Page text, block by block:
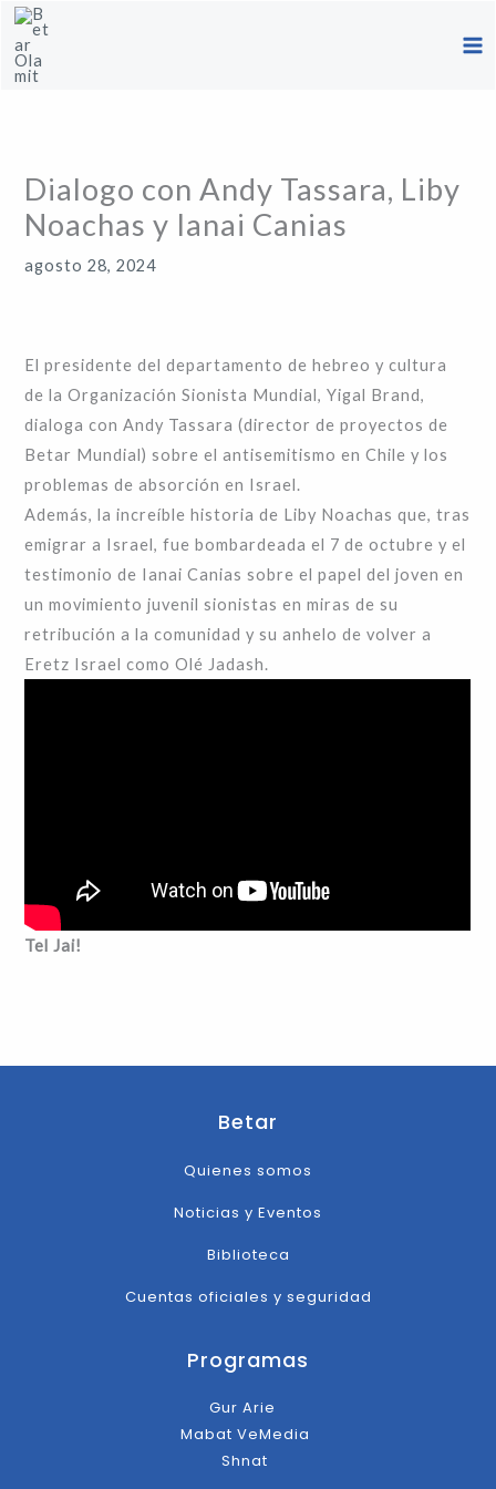
contenido
Dialogo con Andy Tassara, Liby
Noachas y Ianai Canias
agosto 28, 2024
El presidente del departamento de hebreo y cultura
de la Organización Sionista Mundial, Yigal Brand,
dialoga con Andy Tassara (director de proyectos de
Betar Mundial) sobre el antisemitismo en Chile y los
problemas de absorción en Israel.
Además, la increíble historia de Liby Noachas que, tras
emigrar a Israel, fue bombardeada el 7 de octubre y el
testimonio de Ianai Canias sobre el papel del joven en
un movimiento juvenil sionistas en miras de su
retribución a la comunidad y su anhelo de volver a
Eretz Israel como Olé Jadash.
Tel Jai!
Betar
Quienes somos
Noticias y Eventos
Biblioteca
Cuentas oficiales y seguridad
Programas
Gur Arie
Mabat VeMedia
Shnat